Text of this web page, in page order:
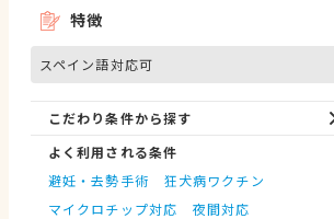
特徴
スペイン語対応可
こだわり条件から探す
よく利用される条件
避妊・去勢手術
狂犬病ワクチン
マイクロチップ対応
夜間対応